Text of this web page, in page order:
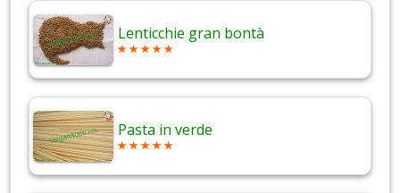
Lenticchie gran bontà
Pasta in verde